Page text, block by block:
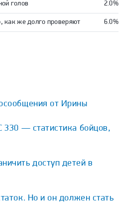
голов 2.0%
как же долго проверяют 6.0%
от Ирины
330 — статистика бойцов,
доступ детей в
Но и он должен стать